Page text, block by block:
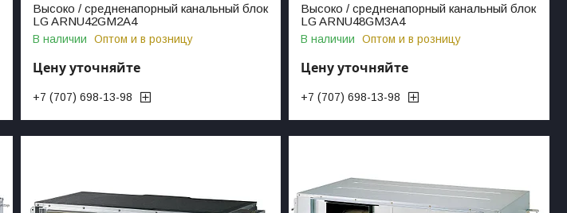
Высоко / средненапорный канальный блок
LG ARNU42GM2A4
В наличии Оптом и в розницу
Цену уточняйте
+7 (707) 698-13-98
Высоко / средненапорный канальный блок
LG ARNU48GM3A4
В наличии Оптом и в розницу
Цену уточняйте
+7 (707) 698-13-98